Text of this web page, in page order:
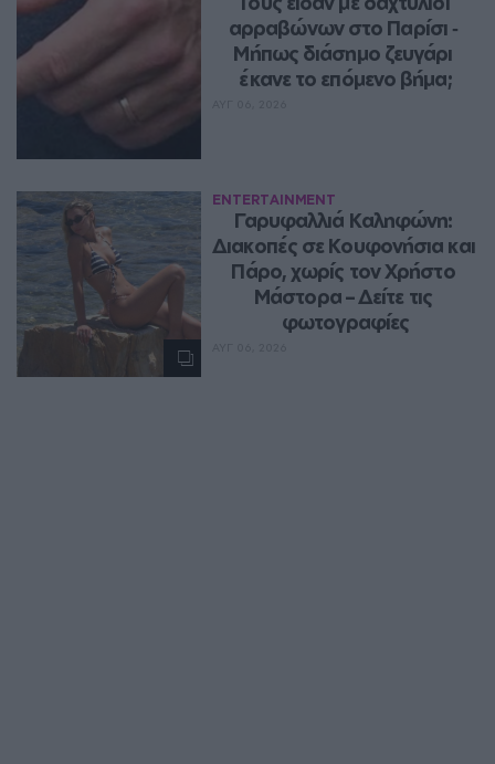
αρραβώνων στο Παρίσι ‑
Μήπως διάσημο ζευγάρι
έκανε το επόμενο βήμα;
ENTERTAINMENT
Γαρυφαλλιά Καληφώνη:
Διακοπές σε Κουφονήσια και
Πάρο, χωρίς τον Χρήστο
Μάστορα – Δείτε τις
φωτογραφίες